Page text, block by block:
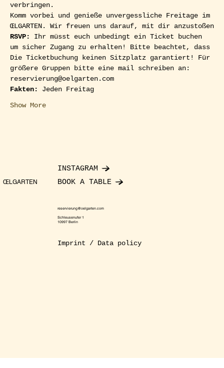
verbringen.
Komm vorbei und genieße unvergessliche Freitage im
ŒLGARTEN. Wir freuen uns darauf, mit dir anzustoßen
RSVP: Ihr müsst euch unbedingt ein Ticket buchen
um sicher Zugang zu erhalten! Bitte beachtet, dass
Die Ticketbuchung keinen Sitzplatz garantiert! Für
größere Gruppen bitte eine mail schreiben an:
reservierung@oelgarten.com
Fakten:
Jeden Freitag
Show More
ŒLGARTEN
INSTAGRAM
BOOK A TABLE
reservierung@oelgarten.com
Schleusenufer 1
10997 Berlin
Imprint / Data policy